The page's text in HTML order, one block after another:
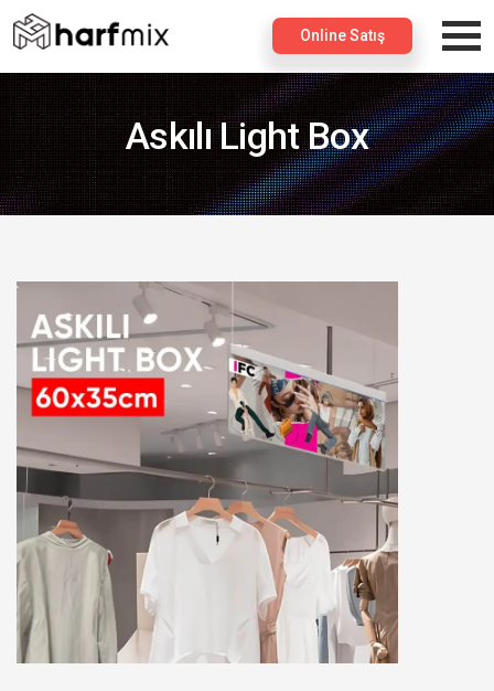
×
Online Satış
Askılı Light Box